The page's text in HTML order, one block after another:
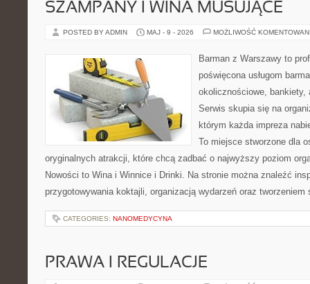
SZAMPANY I WINA MUSUJĄCE
POSTED BY ADMIN MAJ - 9 - 2026 MOŻLIWOŚĆ
Barman z Warszawy to
poświęcona usługom
okolicznościowe,
Serwis skupia się na
którym każda impreza
To miejsce stworzone dla
oryginalnych atrakcji, które chcą zadbać o najwyższy poziom
Nowości to Wina i Winnice i Drinki. Na stronie można znaleźć
przygotowywania koktajli, organizacją wydarzeń oraz
CATEGORIES: NANOMEDYCYNA
PRAWA I REGULACJE